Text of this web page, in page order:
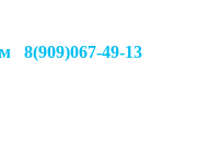
8(909)067-49-13